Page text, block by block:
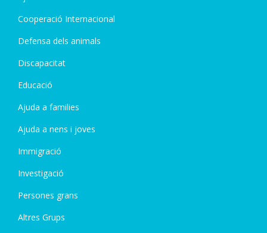
Cooperació Internacional
Defensa dels animals
Discapacitat
Educació
Ajuda a families
Ajuda a nens i joves
Immigració
Investigació
Persones grans
Altres Grups